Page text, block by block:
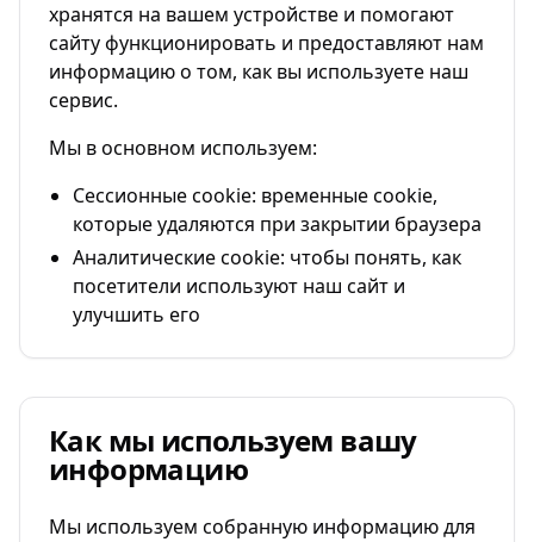
хранятся на вашем устройстве и помогают
сайту функционировать и предоставляют нам
информацию о том, как вы используете наш
сервис.
Мы в основном используем:
Сессионные cookie: временные cookie,
которые удаляются при закрытии браузера
Аналитические cookie: чтобы понять, как
посетители используют наш сайт и
улучшить его
Как мы используем вашу
информацию
Мы используем собранную информацию для